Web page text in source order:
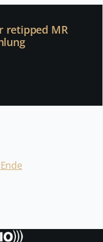
retipped MR
Ende